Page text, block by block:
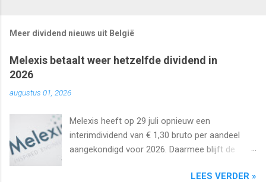
Meer dividend nieuws uit België
Melexis betaalt weer hetzelfde dividend in
2026
augustus 01, 2026
Melexis heeft op 29 juli opnieuw een
interimdividend van € 1,30 bruto per aandeel
aangekondigd voor 2026. Daarmee blijft de
LEES VERDER »